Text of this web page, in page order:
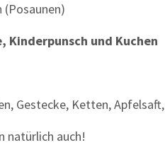
(Posaunen)
Kinderpunsch und Kuchen
Gestecke, Ketten,
natürlich auch!